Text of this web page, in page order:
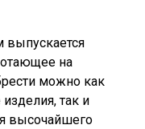
выпускается
на
можно как
так и
высочайшего